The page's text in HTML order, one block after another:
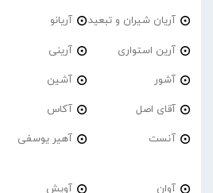
آریان شیران و تبعید آریانو
آرین استواری آرینی
آشور آشین
آقای اصل آکاس
آنست آهیر یوسفی
آوان آویش